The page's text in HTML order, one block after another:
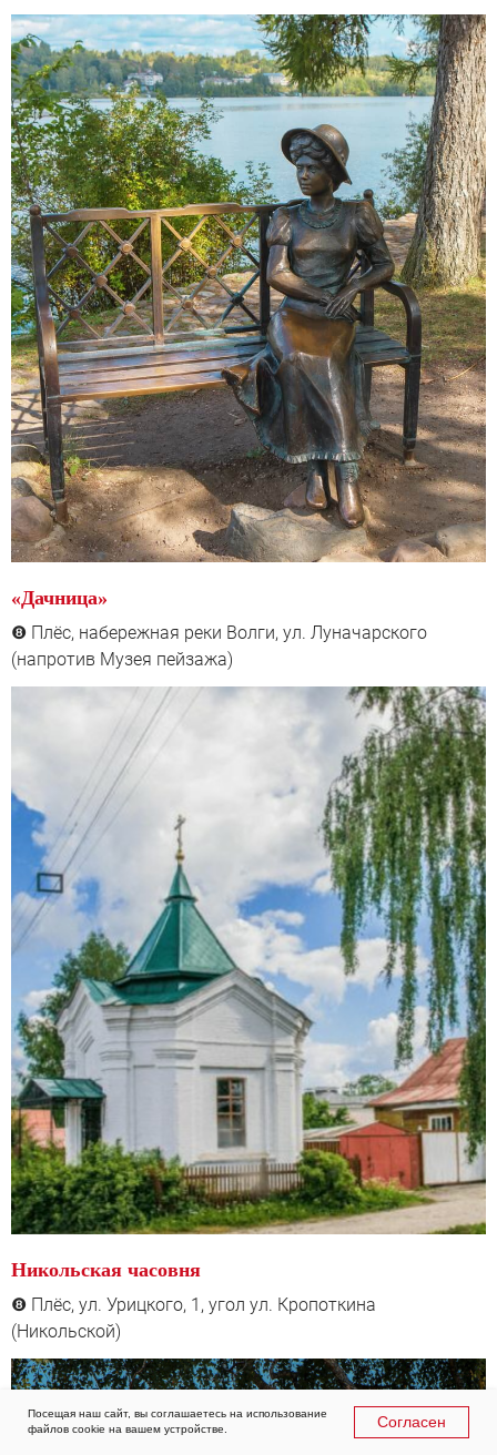
«Дачница»
❽ Плёс, набережная реки Волги, ул. Луначарского
(напротив Музея пейзажа)
Никольская часовня
❽ Плёс, ул. Урицкого, 1, угол ул. Кропоткина
(Никольской)
Посещая наш сайт, вы соглашаетесь на использование
файлов cookie на вашем устройстве.
Согласен